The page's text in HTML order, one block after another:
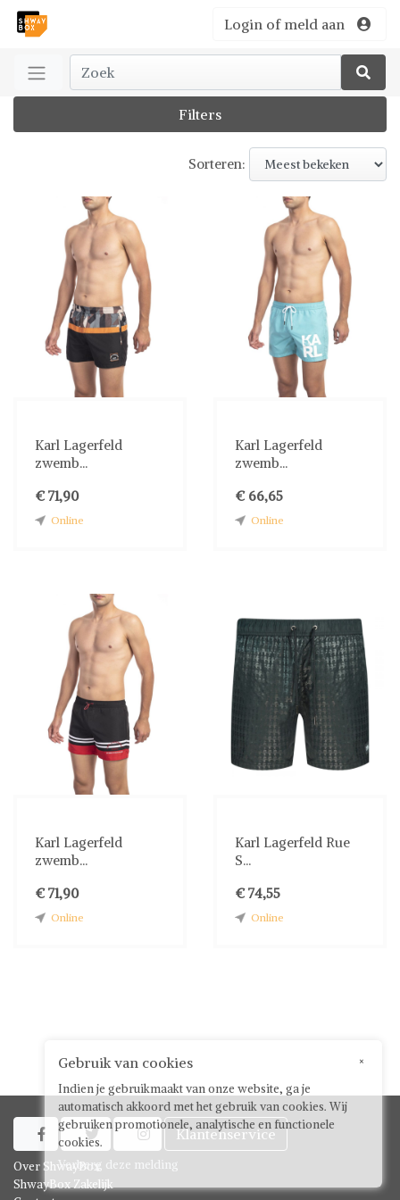
Login of meld aan
Filters
Sorteren:
Karl Lagerfeld
zwemb...
€ 71,90
Online
Karl Lagerfeld
zwemb...
€ 66,65
Online
Karl Lagerfeld
zwemb...
€ 71,90
Online
Karl Lagerfeld Rue
S...
€ 74,55
Online
   Klantenservice
Over ShwayBox
ShwayBox Zakelijk
×
Gebruik van cookies
Indien je gebruikmaakt van onze website, ga je
automatisch akkoord met het gebruik van cookies. Wij
gebruiken promotionele, analytische en functionele
cookies.
Verberg deze melding